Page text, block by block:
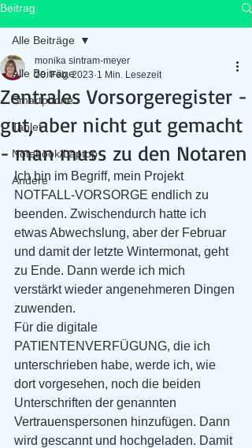
Beitrag
Alle Beiträge
Smartphone
Tablet
Notebook/Laptop
Andere
Alle Beiträge
Zentrales Vorsorgeregister -
gut, aber nicht gut gemacht
- man muss zu den Notaren
monika sintram-meyer
20. Feb. 2023 1 Min. Lesezeit
Ich bin im Begriff, mein Projekt
NOTFALL-VORSORGE endlich zu
beenden. Zwischendurch hatte ich
etwas Abwechslung, aber der Februar
und damit der letzte Wintermonat, geht
zu Ende. Dann werde ich mich
verstärkt wieder angenehmeren Dingen
zuwenden.
Für die digitale
PATIENTENVERFÜGUNG, die ich
unterschrieben habe, werde ich, wie
dort vorgesehen, noch die beiden
Unterschriften der genannten
Vertrauenspersonen hinzufügen. Dann
wird gescannt und hochgeladen. Damit